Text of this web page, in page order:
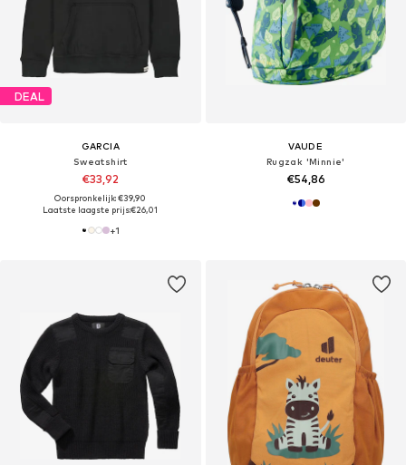
DEAL
GARCIA
Sweatshirt
€33,92
Oorspronkelijk: €39,90
Laatste laagste prijs:€26,01
+1
VAUDE
Rugzak 'Minnie'
€54,86